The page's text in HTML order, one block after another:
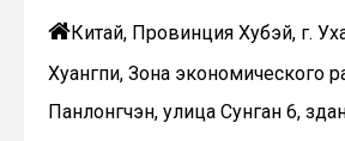
Китай, Провинция Хубэй, г.
Хуангпи, Зона экономического
Панлонгчэн, улица Сунган 6,